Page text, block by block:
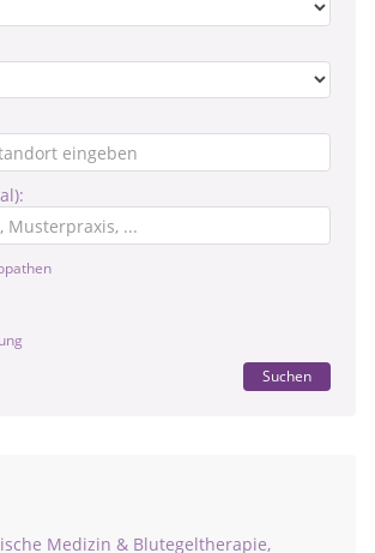
Suchen
Medizin & Blutegeltherapie,